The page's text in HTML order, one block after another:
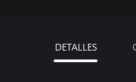
DETALLES